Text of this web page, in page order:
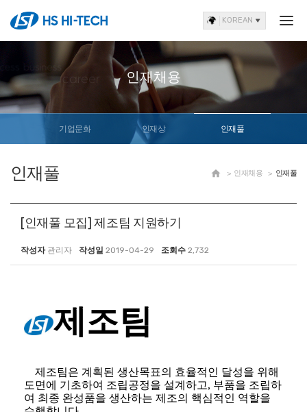
KOREAN
인재채용
기업문화 인재상 인재풀
인재풀  인재채용 인재풀
[인재풀 모집] 제조팀 지원하기
작성자 관리자 작성일 2019-04-29 조회수 2,732
제조팀
제조팀은 계획된 생산목표의 효율적인 달성을 위해
도면에 기초하여 조립공정을 설계하고, 부품을 조립하
여 최종 완성품을 생산하는 제조의 핵심적인 역할을